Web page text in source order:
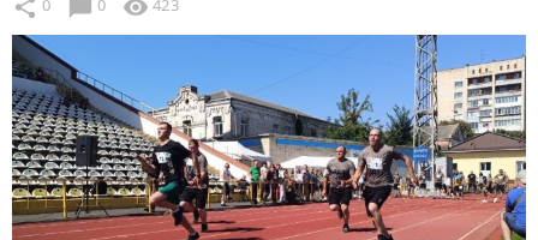
share 0 chat_bubble 0 visibility 423